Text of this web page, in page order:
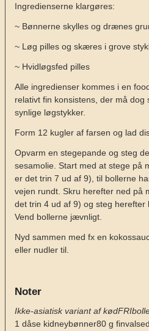
Ingredienserne klargøres:
~ Bønnerne skylles og drænes
~ Løg pilles og skæres i grove
~ Hvidløgsfed pilles
Alle ingredienser kommes i en
relativt fin konsistens, der må
synlige løgstykker.
Form 12 kugler af farsen og lad
Opvarm en stegepande og steg
sesamolie. Start med at stege på
er det trin 7 ud af 9), til bollerne
vejen rundt. Skru herefter ned på
det trin 4 ud af 9) og steg herefter
Vend bollerne jævnligt.
Nyd sammen med fx en
eller nudler til.
Noter
Ikke-asiatisk variant af
1 dåse kidneybønner80 g